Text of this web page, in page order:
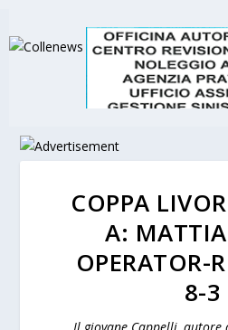
COPPA
A:
OPERATOR-
8-3